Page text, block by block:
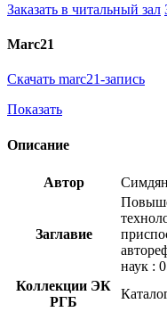
Заказать в читальный зал
Marc21
Скачать marc21-запись
Показать
Описание
Автор
Заглавие
наук :
Коллекции ЭК
РГБ